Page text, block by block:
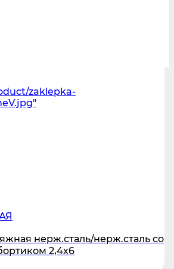
zaklepka-
нерж.сталь/нерж.сталь со
2,4х6